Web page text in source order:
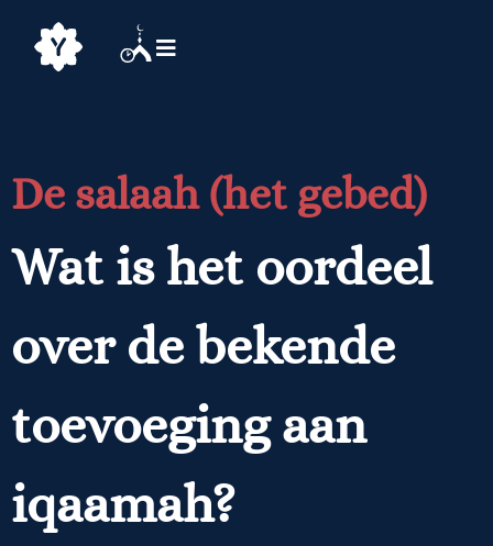
De salaah (het gebed)
Wat is het oordeel
over de bekende
toevoeging aan
iqaamah?